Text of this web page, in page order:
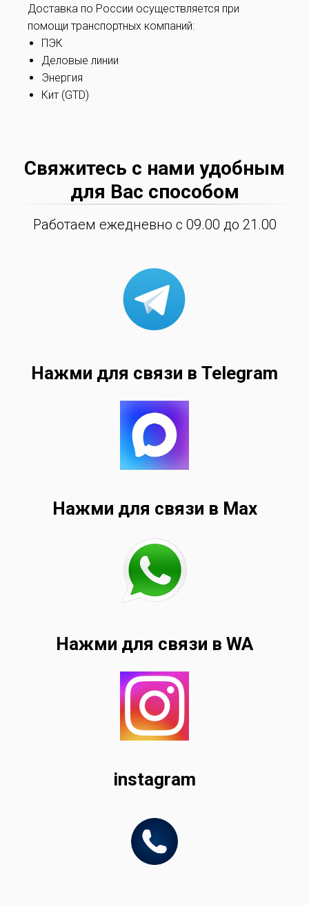
Доставка по России осуществляется при
помощи транспортных компаний:
ПЭК
Деловые линии
Энергия
Кит (GTD)
Свяжитесь с нами удобным
для Вас способом
Работаем ежедневно с 09.00 до 21.00
Нажми для связи в Telegram
Нажми для связи в Max
Нажми для связи в WA
instagram